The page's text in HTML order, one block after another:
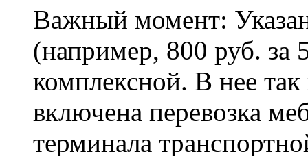
Важный момент:
(например, 800 руб. за
комплексной. В нее
включена перевозка
терминала